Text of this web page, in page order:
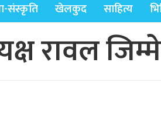
संस्कृति खेलकुद साहित्य
रावल